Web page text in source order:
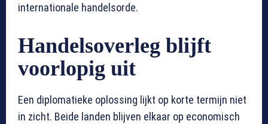
internationale handelsorde.
Handelsoverleg blijft
voorlopig uit
Een diplomatieke oplossing lijkt op korte termijn niet
in zicht. Beide landen blijven elkaar op economisch